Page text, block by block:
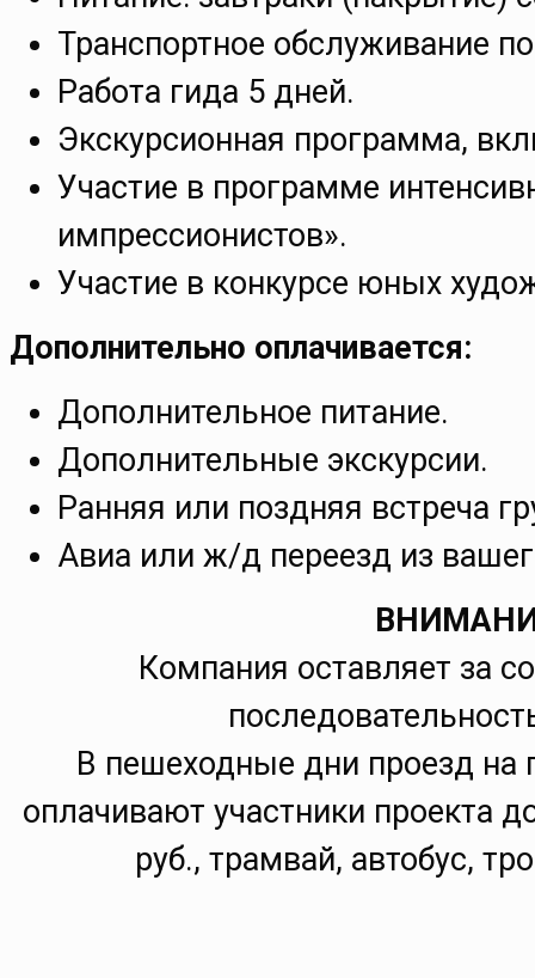
Транспортное обслуживание
Работа гида 5 дней.
Экскурсионная программа,
Участие в программе
импрессионистов».
Участие в конкурсе юных
Дополнительно оплачивается:
Дополнительное питание.
Дополнительные экскурсии.
Ранняя или поздняя встреча
Авиа или ж/д переезд из
Компания оставляет за
В пешеходные дни проезд на
оплачивают участники проекта
руб., трамвай, автобус,